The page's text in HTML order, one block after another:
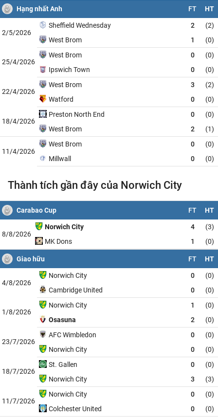
Hạng nhất Anh FT HT
2/5/2026
Sheffield Wednesday 2
(2)
West Brom
1 (0)
25/4/2026
West Brom 0
(0)
Ipswich Town
0 (0)
22/4/2026
West Brom 3
(2)
Watford
0 (0)
18/4/2026
Preston North End 0
(0)
West Brom
2 (1)
11/4/2026
West Brom 0
(0)
Millwall
0 (0)
Thành tích gần đây của Norwich City
Carabao Cup FT HT
8/8/2026
Norwich City 4
(3)
MK Dons
1 (0)
Giao hữu FT HT
4/8/2026
Norwich City 0
(0)
Cambridge United
0 (0)
1/8/2026
Norwich City 1
(0)
Osasuna
2 (0)
23/7/2026
AFC Wimbledon 0
(0)
Norwich City
0 (0)
18/7/2026
St. Gallen 0
(0)
Norwich City
3 (3)
11/7/2026
Norwich City 0
(0)
Colchester United
0 (0)